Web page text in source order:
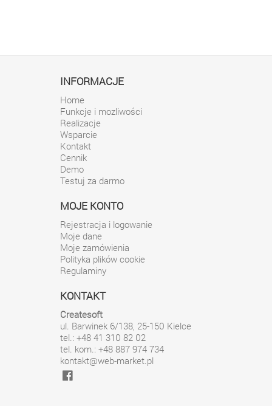
INFORMACJE
Home
Funkcje i mozliwości
Realizacje
Wsparcie
Kontakt
Cennik
Demo
Testuj za darmo
MOJE KONTO
Rejestracja i logowanie
Moje dane
Moje zamówienia
Polityka plików cookie
Regulaminy
KONTAKT
Createsoft
ul. Barwinek 6/138, 25-150 Kielce
tel.: +48 41 310 82 02
tel. kom.: +48 887 974 734
kontakt@web-market.pl